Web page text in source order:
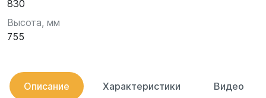
830
Высота, мм
755
Описание Характеристики Видео